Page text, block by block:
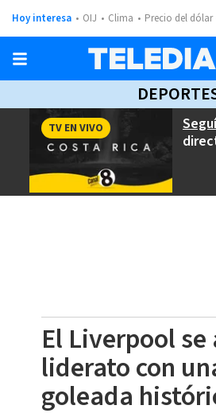
Hoy interesa OIJ Clima Precio del dólar
TV EN VIVO
El Liverpool
liderato con
goleada